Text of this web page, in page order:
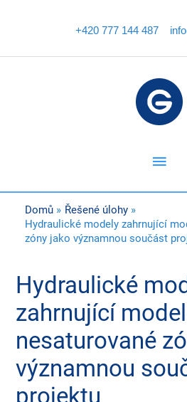
+420 777 144 487
menu
Domů
Řešené úlohy
Hydraulické modely zahrnující
zóny jako významnou součást
Hydraulické
zahrnující
nesaturované
významnou
projektu
navigation